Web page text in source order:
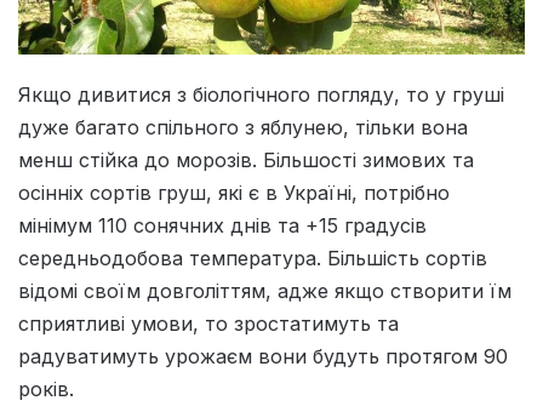
Якщо дивитися з біологічного погляду, то у груші
дуже багато спільного з яблунею, тільки вона
менш стійка до морозів. Більшості зимових та
осінніх сортів груш, які є в Україні, потрібно
мінімум 110 сонячних днів та +15 градусів
середньодобова температура. Більшість сортів
відомі своїм довголіттям, адже якщо створити їм
сприятливі умови, то зростатимуть та
радуватимуть урожаєм вони будуть протягом 90
років.